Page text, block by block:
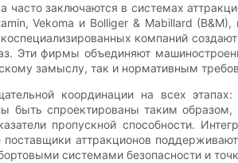
заключаются в системах
Vekoma и Bolliger & Mabillard
компаний
Эти фирмы объединяют
замыслу, так и нормативным
координации на всех
быть спроектированы таким
пропускной способности.
аттракционов
системами безопасности и